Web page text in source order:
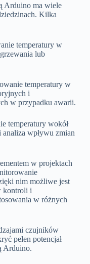
Arduino ma wiele
Kilka
temperatury w
lub
temperatury w
i
w przypadku awarii.
temperatury wokół
wpływu zmian
w projektach
nim możliwe jest
kontroli i
w różnych
czujników
pełen potencjał
Arduino.